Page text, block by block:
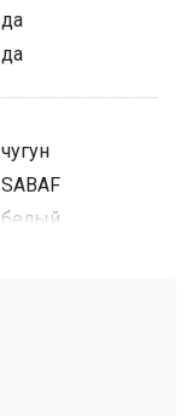
да
да
чугун
SABAF
белый